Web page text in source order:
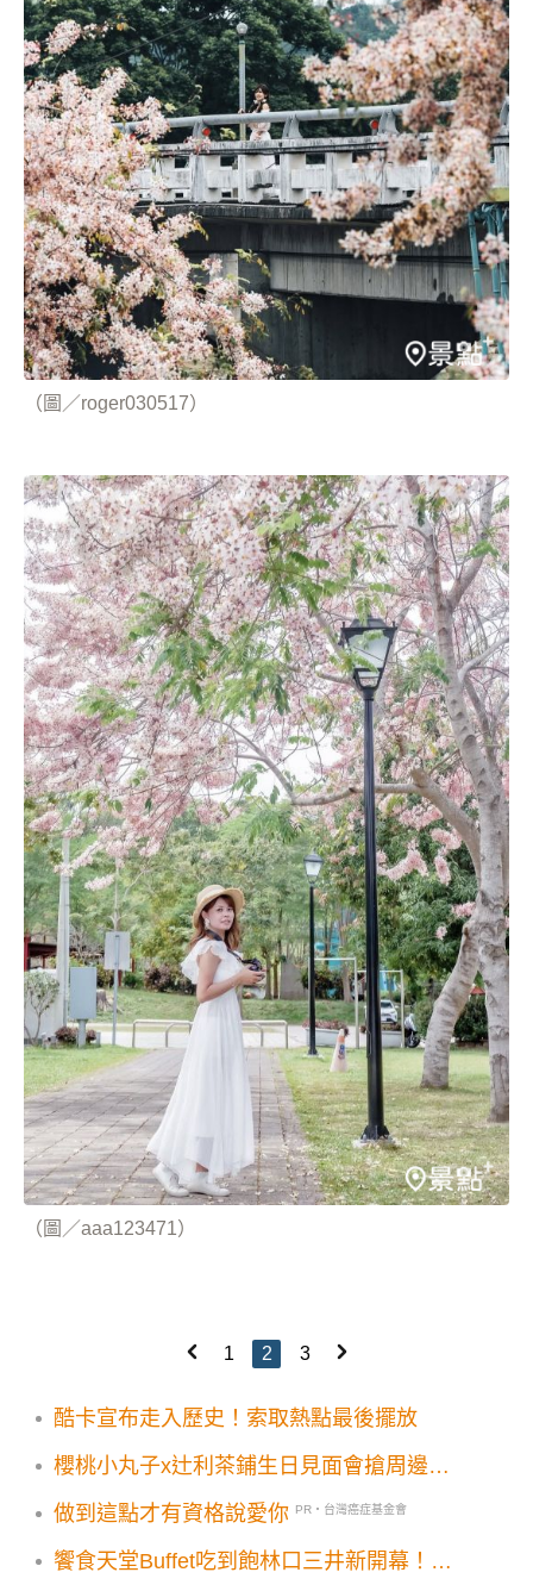
（圖／roger030517）
（圖／aaa123471）
1 2 3
酷卡宣布走入歷史！索取熱點最後擺放
櫻桃小丸子x辻利茶鋪生日見面會搶周邊吃
做到這點才有資格說愛你 PR・台灣癌症基金會
饗食天堂Buffet吃到飽林口三井新開幕！雪